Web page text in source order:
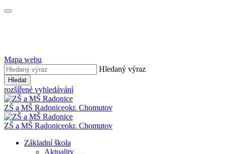
Mapa webu
Hledaný výraz
Hledat
rozšířené vyhledávání
ZŠ a MŠ Radoniceokr. Chomutov
ZŠ a MŠ Radoniceokr. Chomutov
Základní škola
Aktuality